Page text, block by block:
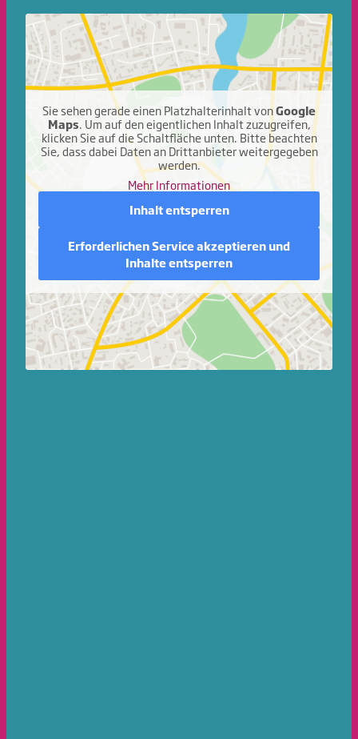
Sie sehen gerade einen Platzhalterinhalt vonGoogle
Maps. Um auf den eigentlichen Inhalt zuzugreifen,
klicken Sie auf die Schaltfläche unten. Bitte beachten
Sie, dass dabei Daten an Drittanbieter weitergegeben
werden.
Mehr Informationen
Inhalt entsperren
Erforderlichen Service akzeptieren und
Inhalte entsperren